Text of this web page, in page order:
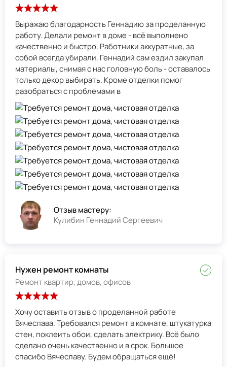
Выражаю благодарность Геннадию за проделанную
работу. Делали ремонт в доме - всё выполнено
качественно и быстро. Работники аккуратные, за
собой всегда убирали. Геннадий сам ездил закупал
материалы, снимая с нас головную боль - оставалось
только декор выбирать. Кроме отделки помог
разобраться с проблемами в
Отзыв мастеру:
Кулибин Геннадий Сергеевич
Нужен ремонт комнаты
Ремонт квартир, домов, офисов
Хочу оставить отзыв о проделанной работе
Вячеслава. Требовался ремонт в комнате, штукатурка
стен, поклеить обои, сделать электрику. Всё было
сделано очень качественно и в срок. Большое
спасибо Вячеславу. Будем обращаться ещё!